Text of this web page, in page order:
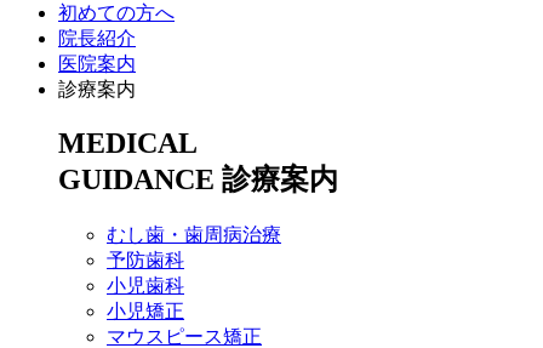
初めての方へ
院長紹介
医院案内
診療案内
MEDICAL
GUIDANCE 診療案内
むし歯・歯周病治療
予防歯科
小児歯科
小児矯正
マウスピース矯正